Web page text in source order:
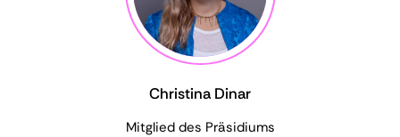
Christina Dinar
Mitglied des Präsidiums